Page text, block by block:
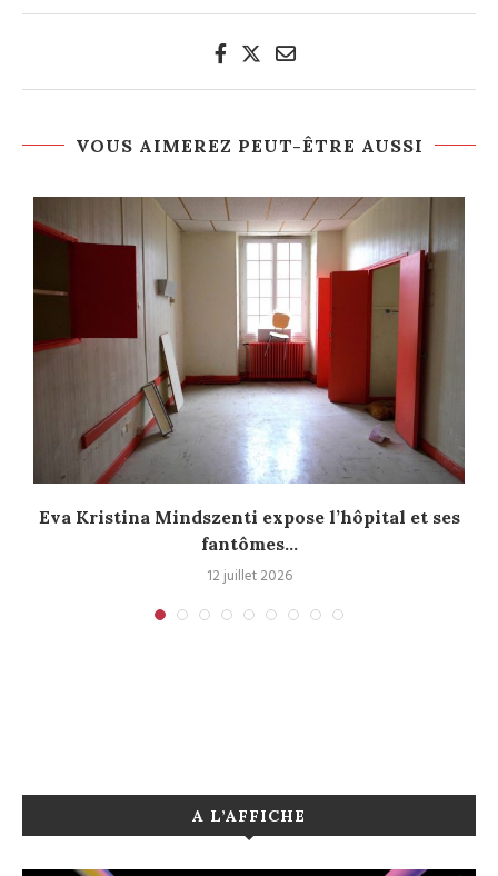
VOUS AIMEREZ PEUT-ÊTRE AUSSI
Eva Kristina Mindszenti expose l’hôpital et ses
fantômes...
12 juillet 2026
A L’AFFICHE